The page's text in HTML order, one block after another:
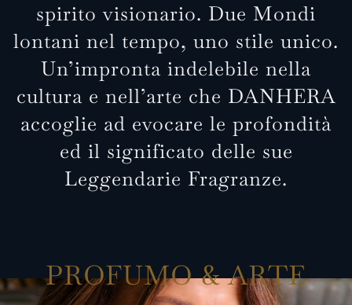
spirito visionario. Due Mondi
lontani nel tempo, uno stile unico.
Un’impronta indelebile nella
cultura e nell’arte che DANHERA
accoglie ad evocare le profondità
ed il significato delle sue
Leggendarie Fragranze.
PROFUMO & ARTE